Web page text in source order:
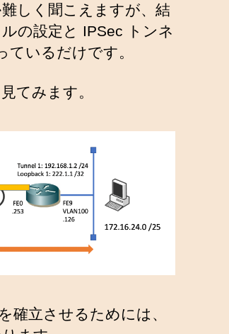
しく聞こえますが、結
の設定と IPSec トンネ
ているだけです。
てみます。
確立させるためには、